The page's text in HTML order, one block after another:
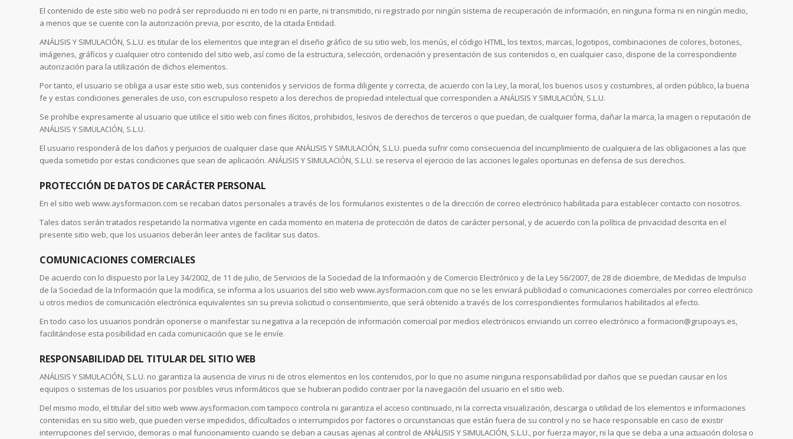
El contenido de este sitio web no podrá ser reproducido ni en todo ni en parte, ni transmitido, ni registrado por ningún sistema de recuperación de información, en ninguna forma ni en ningún medio,
a menos que se cuente con la autorización previa, por escrito, de la citada Entidad.
ANÁLISIS Y SIMULACIÓN, S.L.U. es titular de los elementos que integran el diseño gráfico de su sitio web, los menús, el código HTML, los textos, marcas, logotipos, combinaciones de colores, botones,
imágenes, gráficos y cualquier otro contenido del sitio web, así como de la estructura, selección, ordenación y presentación de sus contenidos o, en cualquier caso, dispone de la correspondiente
autorización para la utilización de dichos elementos.
Por tanto, el usuario se obliga a usar este sitio web, sus contenidos y servicios de forma diligente y correcta, de acuerdo con la Ley, la moral, los buenos usos y costumbres, al orden público, la buena
fe y estas condiciones generales de uso, con escrupuloso respeto a los derechos de propiedad intelectual que corresponden a ANÁLISIS Y SIMULACIÓN, S.L.U.
Se prohíbe expresamente al usuario que utilice el sitio web con fines ilícitos, prohibidos, lesivos de derechos de terceros o que puedan, de cualquier forma, dañar la marca, la imagen o reputación de
ANÁLISIS Y SIMULACIÓN, S.L.U.
El usuario responderá de los daños y perjuicios de cualquier clase que ANÁLISIS Y SIMULACIÓN, S.L.U. pueda sufrir como consecuencia del incumplimiento de cualquiera de las obligaciones a las que
queda sometido por estas condiciones que sean de aplicación. ANÁLISIS Y SIMULACIÓN, S.L.U. se reserva el ejercicio de las acciones legales oportunas en defensa de sus derechos.
PROTECCIÓN DE DATOS DE CARÁCTER PERSONAL
En el sitio web www.aysformacion.com se recaban datos personales a través de los formularios existentes o de la dirección de correo electrónico habilitada para establecer contacto con nosotros.
Tales datos serán tratados respetando la normativa vigente en cada momento en materia de protección de datos de carácter personal, y de acuerdo con la política de privacidad descrita en el
presente sitio web, que los usuarios deberán leer antes de facilitar sus datos.
COMUNICACIONES COMERCIALES
De acuerdo con lo dispuesto por la Ley 34/2002, de 11 de julio, de Servicios de la Sociedad de la Información y de Comercio Electrónico y de la Ley 56/2007, de 28 de diciembre, de Medidas de Impulso
de la Sociedad de la Información que la modifica, se informa a los usuarios del sitio web www.aysformacion.com que no se les enviará publicidad o comunicaciones comerciales por correo electrónico
u otros medios de comunicación electrónica equivalentes sin su previa solicitud o consentimiento, que será obtenido a través de los correspondientes formularios habilitados al efecto.
En todo caso los usuarios pondrán oponerse o manifestar su negativa a la recepción de información comercial por medios electrónicos enviando un correo electrónico a formacion@grupoays.es,
facilitándose esta posibilidad en cada comunicación que se le envíe.
RESPONSABILIDAD DEL TITULAR DEL SITIO WEB
ANÁLISIS Y SIMULACIÓN, S.L.U. no garantiza la ausencia de virus ni de otros elementos en los contenidos, por lo que no asume ninguna responsabilidad por daños que se puedan causar en los
equipos o sistemas de los usuarios por posibles virus informáticos que se hubieran podido contraer por la navegación del usuario en el sitio web.
Del mismo modo, el titular del sitio web www.aysformacion.com tampoco controla ni garantiza el acceso continuado, ni la correcta visualización, descarga o utilidad de los elementos e informaciones
contenidas en su sitio web, que pueden verse impedidos, dificultados o interrumpidos por factores o circunstancias que están fuera de su control y no se hace responsable en caso de existir
interrupciones del servicio, demoras o mal funcionamiento cuando se deban a causas ajenas al control de ANÁLISIS Y SIMULACIÓN, S.L.U., por fuerza mayor, ni la que se deba a una actuación dolosa o